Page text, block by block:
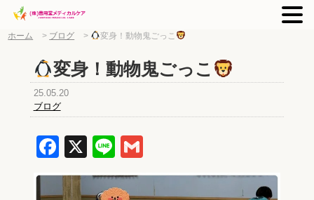
ホーム > ブログ > 変身！動物鬼ごっこ
変身！動物鬼ごっこ
25.05.20
ブログ
Facebook
X Line